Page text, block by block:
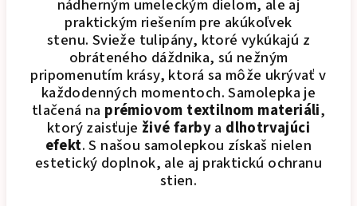
nádherným umeleckým dielom, ale aj
praktickým riešením pre akúkoľvek
stenu. Svieže tulipány, ktoré vykúkajú z
obráteného dáždnika, sú nežným
pripomenutím krásy, ktorá sa môže ukrývať v
každodenných momentoch. Samolepka je
tlačená na prémiovom textilnom materiáli,
ktorý zaisťuje živé farbya dlhotrvajúci
efekt. S našou samolepkou získaš nielen
estetický doplnok, ale aj praktickú ochranu
stien.